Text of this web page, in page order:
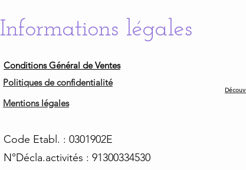
Informations légales
Conditions Général de Ventes
Politiques de confidentialité
Mentions légales
Code Etabl. : 0301902E
N°Décla.activités : 91300334530